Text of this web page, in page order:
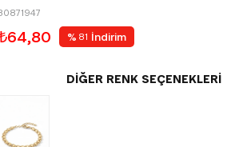
% 81 İndirim
DIĞER RENK SEÇENEKLERI